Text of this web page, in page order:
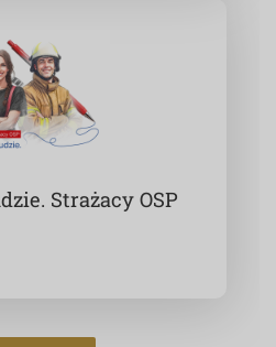
Strażacy OSP